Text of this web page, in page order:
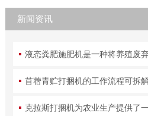
新闻资讯
液态粪肥施肥机是一种将养殖废
苜蓿青贮打捆机的工作流程可拆
克拉斯打捆机为农业生产提供了